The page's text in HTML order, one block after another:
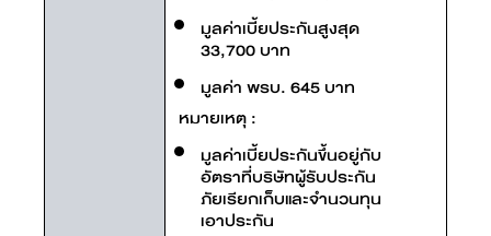
มูลค่าเบี้ยประกันสูงสุด
33,700 บาท
มูลค่า พรบ. 645 บาท
หมายเหตุ :
มูลค่าเบี้ยประกันขึ้นอยู่กับ
อัตราที่บริษัทผู้รับประกัน
ภัยเรียกเก็บและจำนวนทุน
เอาประกัน